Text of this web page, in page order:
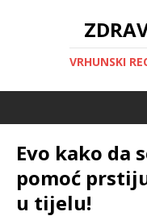
VRHUNSKI
Evo kako da
pomoć
u tijelu!